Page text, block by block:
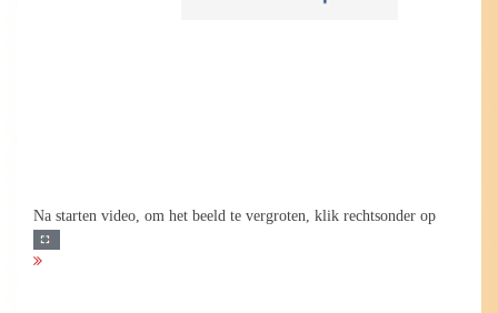
Na starten video, om het beeld te vergroten, klik rechtsonder op